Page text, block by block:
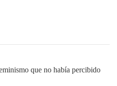
que no había percibido